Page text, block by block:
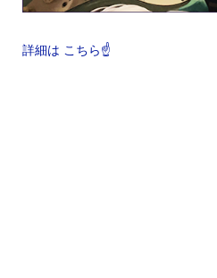
詳細は こちら☝️